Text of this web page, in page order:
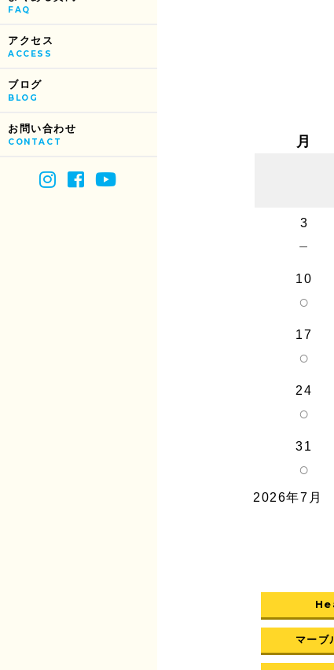
FAQ
アクセス
ACCESS
ブログ
BLOG
お問い合わせ
CONTACT 月
3
－
10
○
17
○
24
○
31
○
2026年7月
マーブ